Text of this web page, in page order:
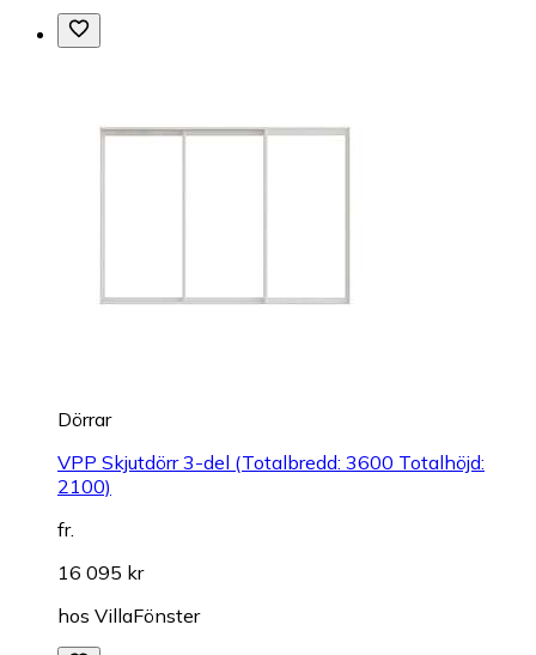
Dörrar
VPP Skjutdörr 3-del (Totalbredd: 3600 Totalhöjd:
2100)
fr.
16 095 kr
hos VillaFönster